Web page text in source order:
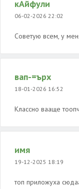
кАйфули
06-02-2026 22:02
Советую всем, у
вап-=ърх
18-01-2026 16:52
Классно вааще
имя
19-12-2025 18:19
топ приложуха